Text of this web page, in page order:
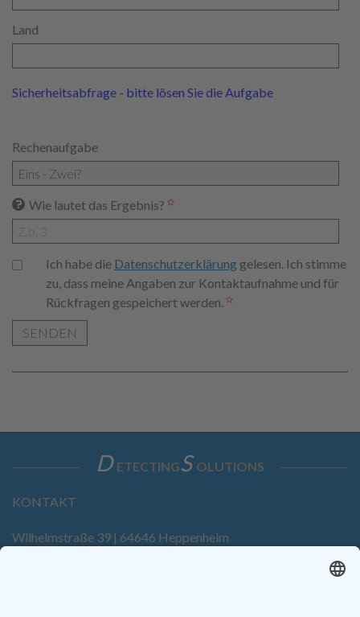
Land
Sicherheitsabfrage - bitte lösen Sie die Aufgabe
Rechenaufgabe
Wie lautet das Ergebnis?
Ich habe die Datenschutzerklärunggelesen. Ich stimme
zu, dass meine Angaben zur Kontaktaufnahme und für
Rückfragen gespeichert werden.
SENDEN
D ETECTINGS OLUTIONS
KONTAKT
Wilhelmstraße 39 | 64646 Heppenheim